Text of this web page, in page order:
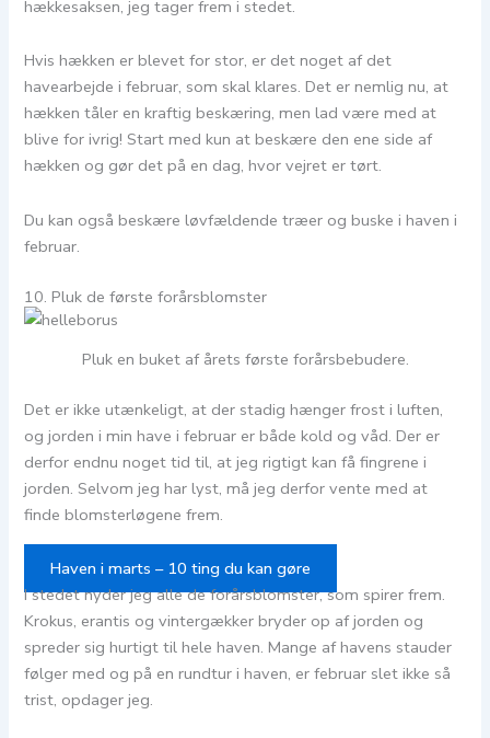
hækkesaksen, jeg tager frem i stedet.
Hvis hækken er blevet for stor, er det noget af det
havearbejde i februar, som skal klares. Det er nemlig nu, at
hækken tåler en kraftig beskæring, men lad være med at
blive for ivrig! Start med kun at beskære den ene side af
hækken og gør det på en dag, hvor vejret er tørt.
Du kan også beskære løvfældende træer og buske i haven i
februar.
10. Pluk de første forårsblomster
Pluk en buket af årets første forårsbebudere.
Det er ikke utænkeligt, at der stadig hænger frost i luften,
og jorden i min have i februar er både kold og våd. Der er
derfor endnu noget tid til, at jeg rigtigt kan få fingrene i
jorden. Selvom jeg har lyst, må jeg derfor vente med at
finde blomsterløgene frem.
Haven i marts – 10 ting du kan gøre
I stedet nyder jeg alle de forårsblomster, som spirer frem.
Krokus, erantis og vintergækker bryder op af jorden og
spreder sig hurtigt til hele haven. Mange af havens stauder
følger med og på en rundtur i haven, er februar slet ikke så
trist, opdager jeg.